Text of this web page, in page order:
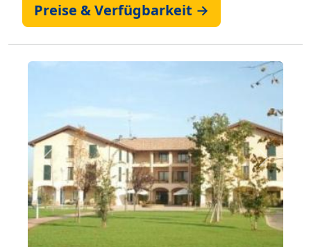
Preise & Verfügbarkeit →
Zurück Weiter